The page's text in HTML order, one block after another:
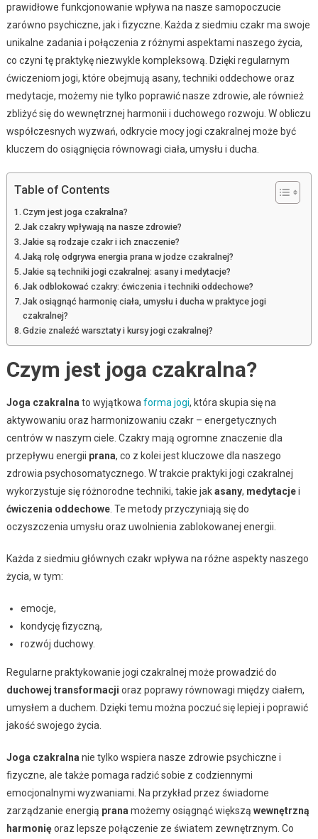
prawidłowe funkcjonowanie wpływa na nasze samopoczucie
zarówno psychiczne, jak i fizyczne. Każda z siedmiu czakr ma swoje
unikalne zadania i połączenia z różnymi aspektami naszego życia,
co czyni tę praktykę niezwykle kompleksową. Dzięki regularnym
ćwiczeniom jogi, które obejmują asany, techniki oddechowe oraz
medytacje, możemy nie tylko poprawić nasze zdrowie, ale również
zbliżyć się do wewnętrznej harmonii i duchowego rozwoju. W obliczu
współczesnych wyzwań, odkrycie mocy jogi czakralnej może być
kluczem do osiągnięcia równowagi ciała, umysłu i ducha.
Table of Contents
Czym jest joga czakralna?
Jak czakry wpływają na nasze zdrowie?
Jakie są rodzaje czakr i ich znaczenie?
Jaką rolę odgrywa energia prana w jodze czakralnej?
Jakie są techniki jogi czakralnej: asany i medytacje?
Jak odblokować czakry: ćwiczenia i techniki oddechowe?
Jak osiągnąć harmonię ciała, umysłu i ducha w praktyce jogi
czakralnej?
Gdzie znaleźć warsztaty i kursy jogi czakralnej?
Czym jest joga czakralna?
Joga czakralna to wyjątkowa forma jogi, która skupia się na
aktywowaniu oraz harmonizowaniu czakr – energetycznych
centrów w naszym ciele. Czakry mają ogromne znaczenie dla
przepływu energii prana, co z kolei jest kluczowe dla naszego
zdrowia psychosomatycznego. W trakcie praktyki jogi czakralnej
wykorzystuje się różnorodne techniki, takie jakasany, medytacjei
ćwiczenia oddechowe. Te metody przyczyniają się do
oczyszczenia umysłu oraz uwolnienia zablokowanej energii.
Każda z siedmiu głównych czakr wpływa na różne aspekty naszego
życia, w tym:
emocje,
kondycję fizyczną,
rozwój duchowy.
Regularne praktykowanie jogi czakralnej może prowadzić do
duchowej transformacji oraz poprawy równowagi między ciałem,
umysłem a duchem. Dzięki temu można poczuć się lepiej i poprawić
jakość swojego życia.
Joga czakralna nie tylko wspiera nasze zdrowie psychiczne i
fizyczne, ale także pomaga radzić sobie z codziennymi
emocjonalnymi wyzwaniami. Na przykład przez świadome
zarządzanie energią prana możemy osiągnąć większą wewnętrzną
harmonięoraz lepsze połączenie ze światem zewnętrznym. Co